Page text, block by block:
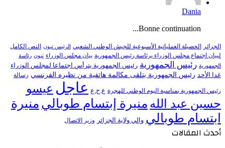
Dania
Bonne continuation...
الجزائر الحصيلة العملياتية الأسبوعية للجيش الوطني الشعبي الرئيس تبون النص الكامل
لبيان اجتماع مجلس الوزراء برئاسة رئيس الجمهورية بيان مجلس الوزراء تبون رئاسة
الجمهورية رئيس الجمهورية رئيس الجمهورية يترأس اجتماعا لمجلس الوزراء
غدا الأحد رئيس الجمهورية يتلقى مكالمة هاتفية من نظيره الفرنسي رسالة
رئيس الجمهورية بمناسبة اليوم الوطني للهجرة ع.ح.ع عاجل عيسو
حسين عبد الله منيرة إبتسام طوبالي منيرة
ابتسام طوبالي والي ولاية الجزائر وزير الاتصال
أحدث المقالات